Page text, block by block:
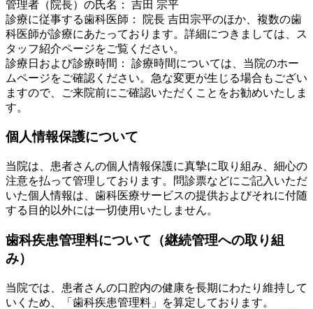
管理者（院長）の氏名： 吉田 宗平
診療に従事する歯科医師： 院長 吉田宗平のほか、複数の歯
科医師が診療にあたっております。詳細につきましては、ス
タッフ紹介ページをご覧ください。
診療日および診療時間： 診療時間については、当院のホー
ムページをご確認ください。急な変更が生じる場合もござい
ますので、ご来院前にご確認いただくことをお勧めいたしま
す。
個人情報保護について
当院は、患者さんの個人情報保護に真摯に取り組み、細心の
注意を払って管理しております。問診票などにご記入いただ
いた個人情報は、歯科医療サービスの提供およびそれに付随
する目的以外には一切使用いたしません。
歯科疾患管理料について（継続管理への取り組
み）
当院では、患者さんの口腔内の健康を長期にわたり維持して
いくため、「歯科疾患管理料」を算定しております。